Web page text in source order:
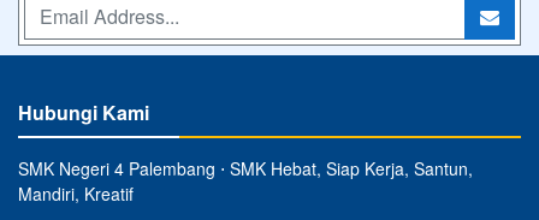
Hubungi Kami
SMK Negeri 4 Palembang ⋅ SMK Hebat, Siap Kerja, Santun,
Mandiri, Kreatif